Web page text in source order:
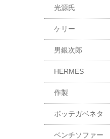
光源氏
ケリー
男銀次郎
HERMES
作製
ボッテガベネタ
ベンチソファー